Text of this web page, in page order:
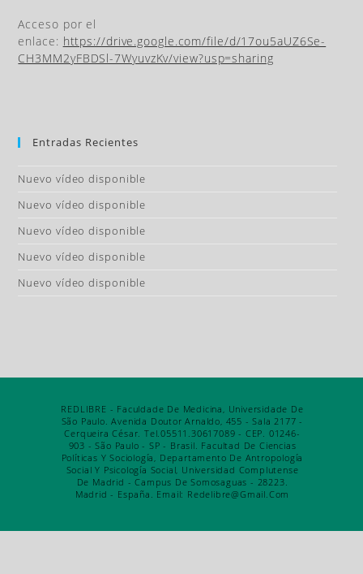
Acceso por el
enlace: https://drive.google.com/file/d/17ou5aUZ6Se-
CH3MM2yFBDSl-7WyuvzKv/view?usp=sharing
Entradas Recientes
Nuevo vídeo disponible
Nuevo vídeo disponible
Nuevo vídeo disponible
Nuevo vídeo disponible
Nuevo vídeo disponible
REDLIBRE - Faculdade De Medicina, Universidade De
São Paulo. Avenida Doutor Arnaldo, 455 - Sala 2177 -
Cerqueira César. Tel.05511.30617089 - CEP. 01246-
903 - São Paulo - SP - Brasil. Facultad De Ciencias
Políticas Y Sociología, Departamento De Antropología
Social Y Psicología Social, Universidad Complutense
De Madrid - Campus De Somosaguas - 28223.
Madrid - España. Email: Redelibre@gmail.com